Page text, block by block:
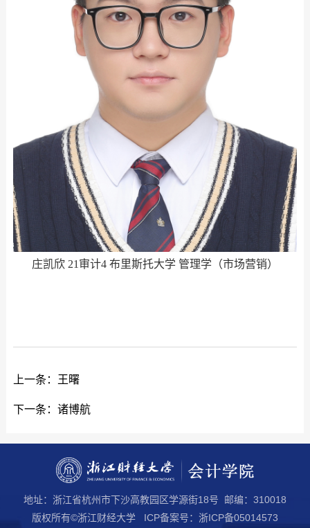
庄凯欣 21审计4 布里斯托大学 管理学（市场营销）
上一条： 王曙
下一条： 诸博航
地址：浙江省杭州市下沙高教园区学源街18号 邮编：310018
版权所有©浙江财经大学 ICP备案号：浙ICP备05014573